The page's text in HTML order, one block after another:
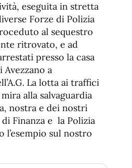
eseguita in stretta
Forze di Polizia
al sequestro
ritrovato, e ad
presso la casa
a
La lotta ai traffici
alla salvaguardia
nostra e dei nostri
Finanza e la Polizia
l’esempio sul nostro